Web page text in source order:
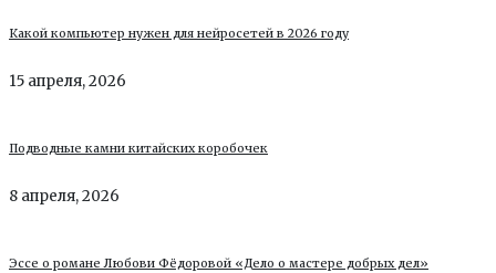
Какой компьютер нужен для нейросетей в 2026 году
15 апреля, 2026
Подводные камни китайских коробочек
8 апреля, 2026
Эссе о романе Любови Фёдоровой «Дело о мастере добрых дел»